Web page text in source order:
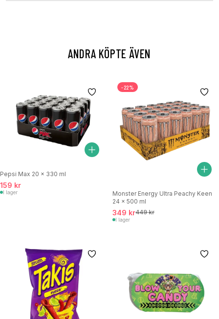
ANDRA KÖPTE ÄVEN
Pepsi Max 20 x 330 ml
159 kr
I lager
-22%
Monster Energy Ultra Peachy Keen
24 x 500 ml
349 kr449 kr
I lager